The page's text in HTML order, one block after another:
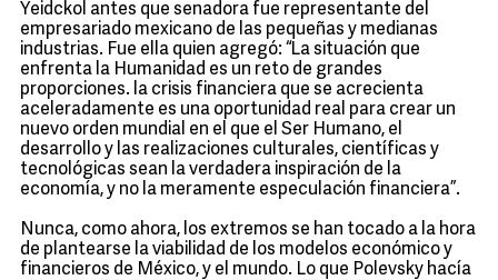
Yeidckol antes que senadora fue representante del
empresariado mexicano de las pequeñas y medianas
industrias. Fue ella quien agregó: “La situación que
enfrenta la Humanidad es un reto de grandes
proporciones. la crisis financiera que se acrecienta
aceleradamente es una oportunidad real para crear un
nuevo orden mundial en el que el Ser Humano, el
desarrollo y las realizaciones culturales, científicas y
tecnológicas sean la verdadera inspiración de la
economía, y no la meramente especulación financiera”.
Nunca, como ahora, los extremos se han tocado a la hora
de plantearse la viabilidad de los modelos económico y
financieros de México, y el mundo. Lo que Polevsky hacía